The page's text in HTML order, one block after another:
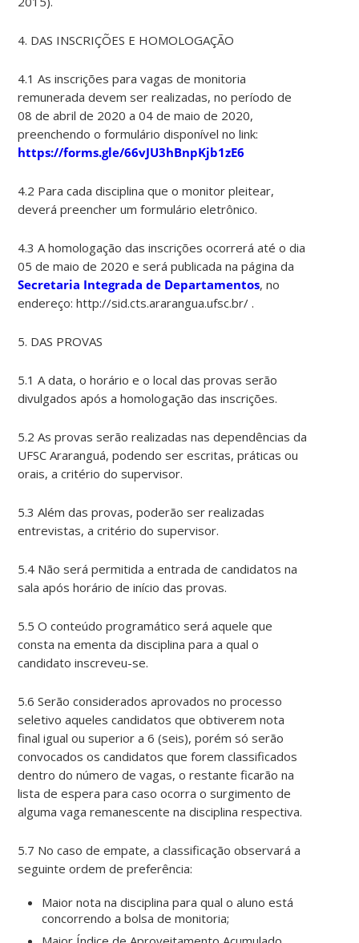
4. DAS INSCRIÇÕES E HOMOLOGAÇÃO
4.1 As inscrições para vagas de monitoria
remunerada devem ser realizadas, no período de
08 de abril de 2020 a 04 de maio de 2020,
preenchendo o formulário disponível no link:
https://forms.gle/66vJU3hBnpKjb1zE6
4.2 Para cada disciplina que o monitor pleitear,
deverá preencher um formulário eletrônico.
4.3 A homologação das inscrições ocorrerá até o dia
05 de maio de 2020 e será publicada na página da
Secretaria Integrada de Departamentos, no
endereço: http://sid.cts.ararangua.ufsc.br/ .
5. DAS PROVAS
5.1 A data, o horário e o local das provas serão
divulgados após a homologação das inscrições.
5.2 As provas serão realizadas nas dependências da
UFSC Araranguá, podendo ser escritas, práticas ou
orais, a critério do supervisor.
5.3 Além das provas, poderão ser realizadas
entrevistas, a critério do supervisor.
5.4 Não será permitida a entrada de candidatos na
sala após horário de início das provas.
5.5 O conteúdo programático será aquele que
consta na ementa da disciplina para a qual o
candidato inscreveu-se.
5.6 Serão considerados aprovados no processo
seletivo aqueles candidatos que obtiverem nota
final igual ou superior a 6 (seis), porém só serão
convocados os candidatos que forem classificados
dentro do número de vagas, o restante ficarão na
lista de espera para caso ocorra o surgimento de
alguma vaga remanescente na disciplina respectiva.
5.7 No caso de empate, a classificação observará a
seguinte ordem de preferência:
Maior nota na disciplina para qual o aluno está
concorrendo a bolsa de monitoria;